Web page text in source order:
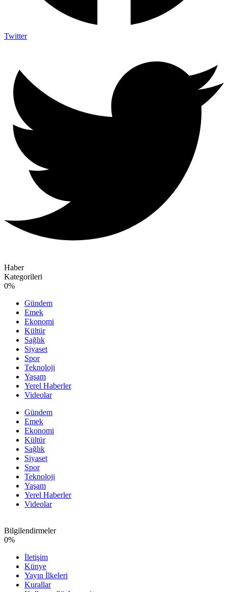
Twitter
Haber
Kategorileri
0%
Gündem
Emek
Ekonomi
Kültür
Sağlık
Siyaset
Spor
Teknoloji
Yaşam
Yerel Haberler
Videolar
Gündem
Emek
Ekonomi
Kültür
Sağlık
Siyaset
Spor
Teknoloji
Yaşam
Yerel Haberler
Videolar
Bilgilendirmeler
0%
İletişim
Künye
Yayın İlkeleri
Kurallar